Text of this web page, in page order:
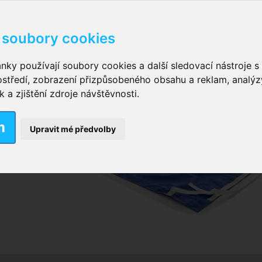
cookies
používají soubory cookies a další sledovací nástroje s
zobrazení přizpůsobeného obsahu a reklam,
a zjištění zdroje návštěvnosti.
Upravit mé předvolby
kalhotky zalepovací ,Inkontinenční kalhotky
vložky pro muže
plavky,Dámské inkontinenční plavky